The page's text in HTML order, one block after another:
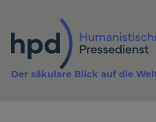
Inhalt
Der säkulare Blick auf die